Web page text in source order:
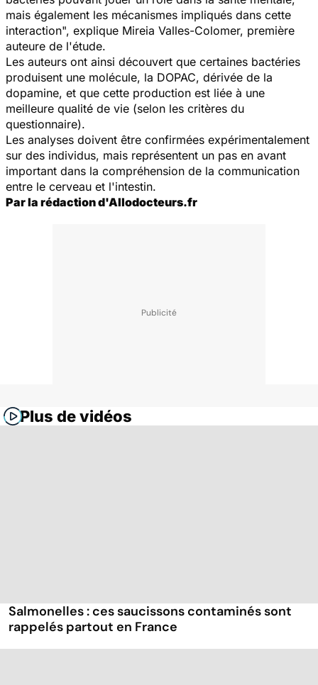
mais également les mécanismes impliqués dans cette
interaction", explique Mireia Valles-Colomer, première
auteure de l'étude.
Les auteurs ont ainsi découvert que certaines bactéries
produisent une molécule, la DOPAC, dérivée de la
dopamine, et que cette production est liée à une
meilleure qualité de vie (selon les critères du
questionnaire).
Les analyses doivent être confirmées expérimentalement
sur des individus, mais représentent un pas en avant
important dans la compréhension de la communication
entre le cerveau et l'intestin.
Par la rédaction d'Allodocteurs.fr
Plus de vidéos
Salmonelles : ces saucissons contaminés sont
rappelés partout en France